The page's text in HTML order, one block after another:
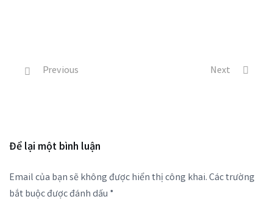
Previous Next
Để lại một bình luận
Email của bạn sẽ không được hiển thị công khai.Các trường
bắt buộc được đánh dấu *